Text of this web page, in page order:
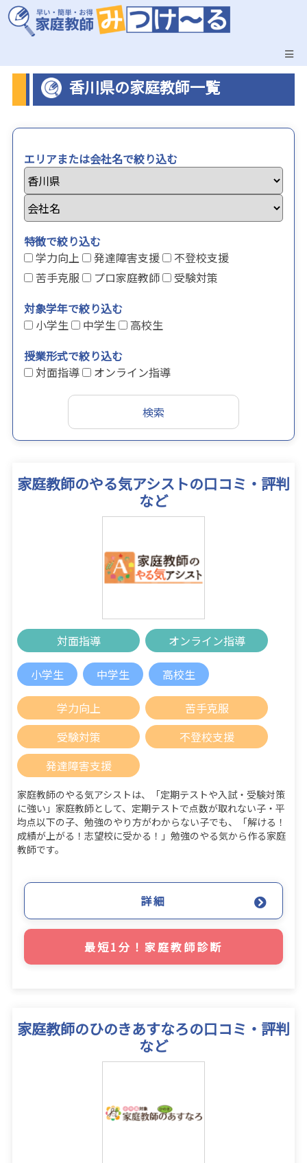
香川県の家庭教師一覧
エリアまたは会社名で絞り込む
特徴で絞り込む
学力向上
発達障害支援
不登校支援
苦手克服
プロ家庭教師
受験対策
対象学年で絞り込む
小学生
中学生
高校生
授業形式で絞り込む
対面指導
オンライン指導
家庭教師のやる気アシストの口コミ・評判
など
対面指導 オンライン指導
小学生 中学生 高校生
学力向上
苦手克服
受験対策
不登校支援
発達障害支援
家庭教師のやる気アシストは、「定期テストや入試・受験対策
に強い」家庭教師として、定期テストで点数が取れない子・平
均点以下の子、勉強のやり方がわからない子でも、「解ける！
成績が上がる！志望校に受かる！」勉強のやる気から作る家庭
教師です。
詳細
最短1分！家庭教師診断
家庭教師のひのきあすなろの口コミ・評判
など